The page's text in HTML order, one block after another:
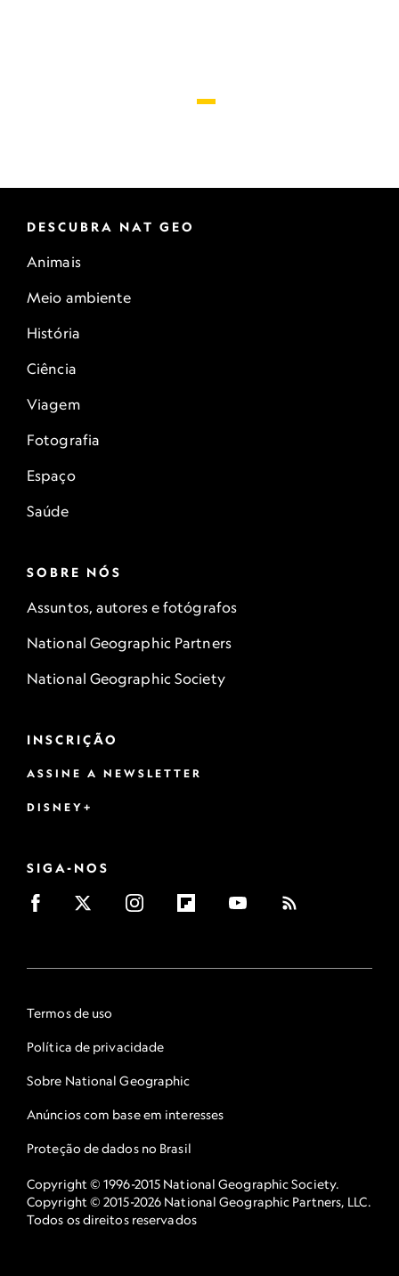
DESCUBRA NAT GEO
Animais
Meio ambiente
História
Ciência
Viagem
Fotografia
Espaço
Saúde
SOBRE NÓS
Assuntos, autores e fotógrafos
National Geographic Partners
National Geographic Society
INSCRIÇÃO
ASSINE A NEWSLETTER
DISNEY+
SIGA-NOS
Termos de uso
Política de privacidade
Sobre National Geographic
Anúncios com base em interesses
Proteção de dados no Brasil
Copyright © 1996-2015 National Geographic Society.
Copyright © 2015-2026 National Geographic Partners, LLC.
Todos os direitos reservados